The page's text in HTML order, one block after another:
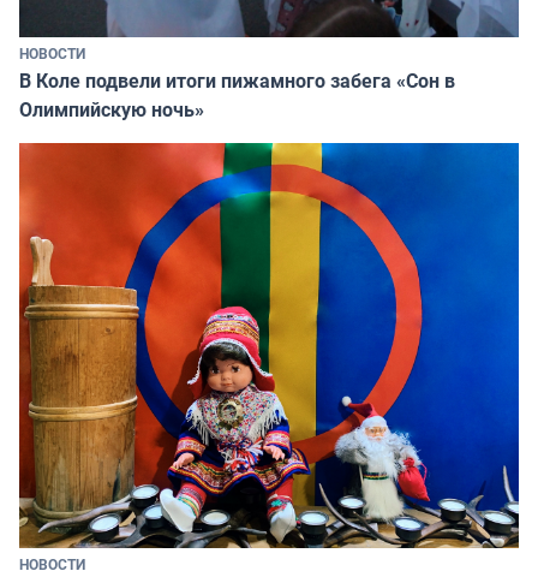
НОВОСТИ
В Коле подвели итоги пижамного забега «Сон в
Олимпийскую ночь»
НОВОСТИ